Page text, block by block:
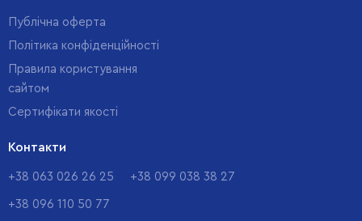
Публічна оферта
Політика конфіденційності
Правила користування
сайтом
Cертифікати якості
Контакти
+38 063 026 26 25 +38 099 038 38 27
+38 096 110 50 77